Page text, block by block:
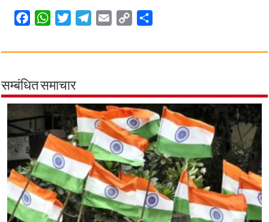
c
b
o
k
W
a
s
A
p
p
i
t
e
r
l
r
a
m
a
p
i
n
k
a
सम्बंधित समाचार